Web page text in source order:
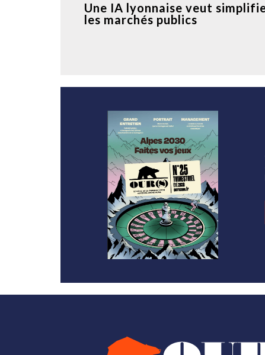
Une IA lyonnaise veut
les marchés publics